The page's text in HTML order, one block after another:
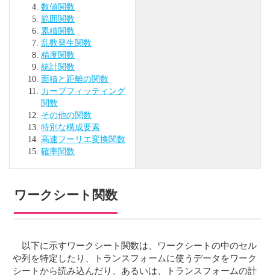
数値関数
範囲関数
累積関数
乱数発生関数
精度関数
統計関数
面積と距離の関数
カーブフィッティング
関数
その他の関数
特別な構成要素
高速フーリエ変換関数
確率関数
ワークシート関数
以下に示すワークシート関数は、ワークシートの中のセル
や列を特定したり、トランスフォームに使うデータをワーク
シートから読み込んだり、あるいは、トランスフォームの計